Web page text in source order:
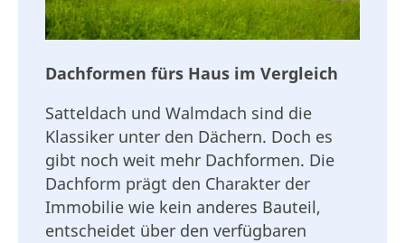
Dachformen fürs Haus im Vergleich
Satteldach und Walmdach sind die
Klassiker unter den Dächern. Doch es
gibt noch weit mehr Dachformen. Die
Dachform prägt den Charakter der
Immobilie wie kein anderes Bauteil,
entscheidet über den verfügbaren